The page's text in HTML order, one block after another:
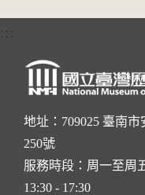
:::
地址：709025 臺南
250號
服務時段：周一至周
13:30 - 17:30